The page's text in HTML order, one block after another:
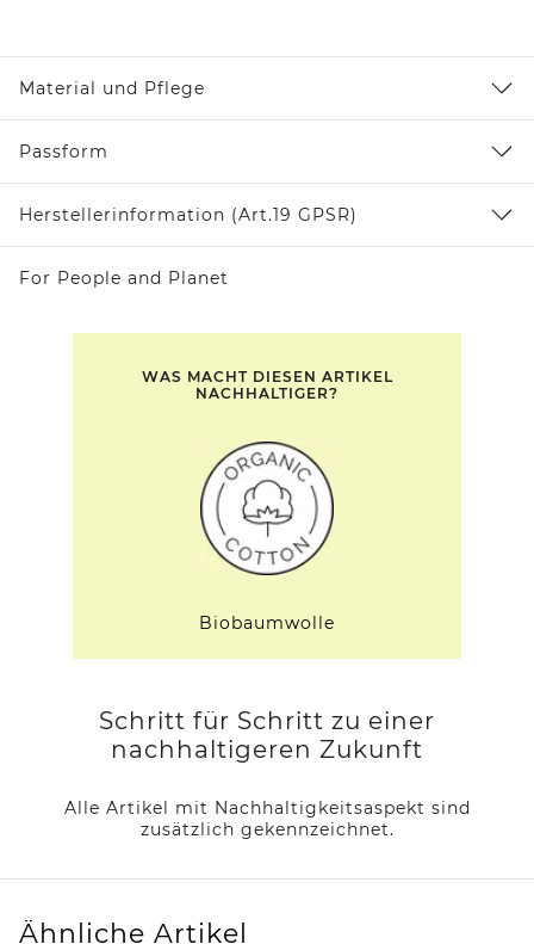
Material und Pflege
Passform
Herstellerinformation (Art.19 GPSR)
For People and Planet
WAS MACHT DIESEN ARTIKEL
NACHHALTIGER?
Biobaumwolle
Schritt für Schritt zu einer
nachhaltigeren Zukunft
Alle Artikel mit Nachhaltigkeitsaspekt sind
zusätzlich gekennzeichnet.
Ähnliche Artikel